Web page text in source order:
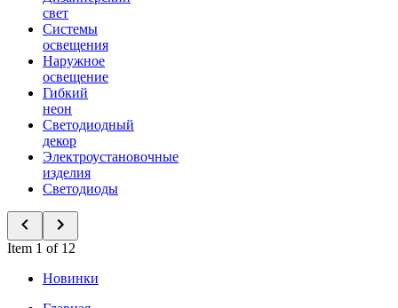
свет
Системы
освещения
Наружное
освещение
Гибкий
неон
Светодиодный
декор
Электроустановочные
изделия
Светодиоды
Item 1 of 12
Новинки